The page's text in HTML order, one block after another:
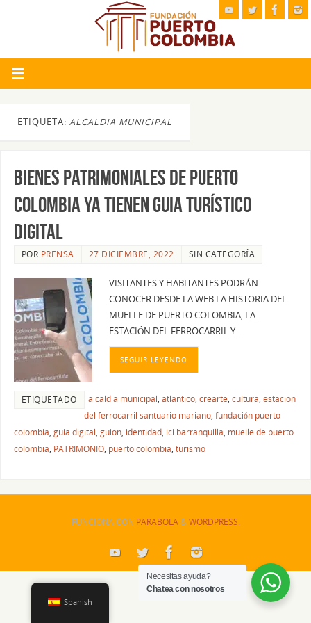
ETIQUETA: ALCALDIA MUNICIPAL
BIENES PATRIMONIALES DE PUERTO
COLOMBIA YA TIENEN GUIA TURÍSTICO
DIGITAL
POR PRENSA 27 DICIEMBRE, 2022 SIN CATEGORÍA
VISITANTES Y HABITANTES PODRÁN
CONOCER DESDE LA WEB LA HISTORIA DEL
MUELLE DE PUERTO COLOMBIA, LA
ESTACIÓN DEL FERROCARRIL Y…
SEGUIR LEYENDO
ETIQUETADO alcaldia municipal, atlantico, crearte, cultura, estacion
del ferrocarril santuario mariano, fundación puerto
colombia, guia digital, guion, identidad, lci barranquilla, muelle de puerto
colombia, PATRIMONIO, puerto colombia, turismo
FUNCIONA CON PARABOLA&WORDPRESS.
Spanish
Necesitas ayuda?
Chatea con nosotros